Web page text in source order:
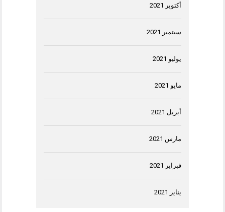
أكتوبر 2021
سبتمبر 2021
يوليو 2021
مايو 2021
أبريل 2021
مارس 2021
فبراير 2021
يناير 2021